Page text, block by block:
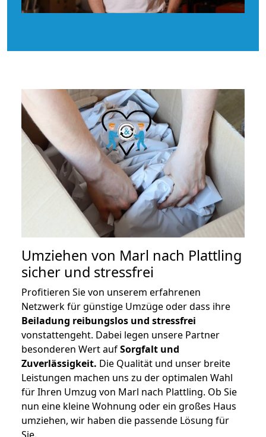
Umziehen von Marl nach Plattling
sicher und stressfrei
Profitieren Sie von unserem erfahrenen
Netzwerk für günstige Umzüge oder dass ihre
Beiladung reibungslos und stressfrei
vonstattengeht. Dabei legen unsere Partner
besonderen Wert aufSorgfalt und
Zuverlässigkeit. Die Qualität und unser breite
Leistungen machen uns zu der optimalen Wahl
für Ihren Umzug von Marl nach Plattling. Ob Sie
nun eine kleine Wohnung oder ein großes Haus
umziehen, wir haben die passende Lösung für